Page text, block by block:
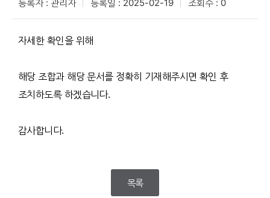
등록자 : 관리자 등록일 : 2025-02-19 조회수 : 0
자세한 확인을 위해
해당 조합과 해당 문서를 정확히 기재해주시면 확인 후
조치하도록 하겠습니다.
감사합니다.
목록